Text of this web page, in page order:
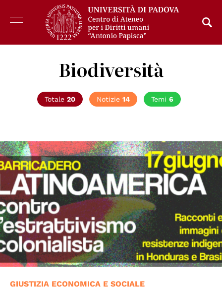
Biodiversità
Totale 20 Notizie 14 Temi 6
GIUSTIZIA ECONOMICA E SOCIALE